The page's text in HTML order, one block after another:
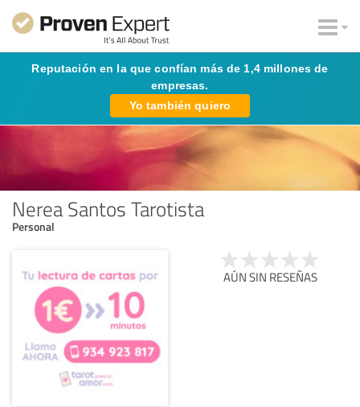
Reputación en la que confían más de 1,4 millones de
empresas.
Yo también quiero
Nerea Santos Tarotista
Personal
AÚN SIN RESEÑAS